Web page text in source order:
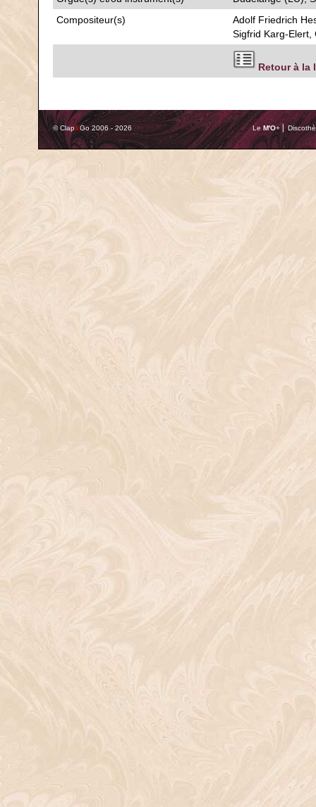
Compositeur(s)
Adolf Friedrich
Sigfrid Karg-Elert,
Retour à la
© Clap&Go 2006 - 2026 Le M'O+ ⎢